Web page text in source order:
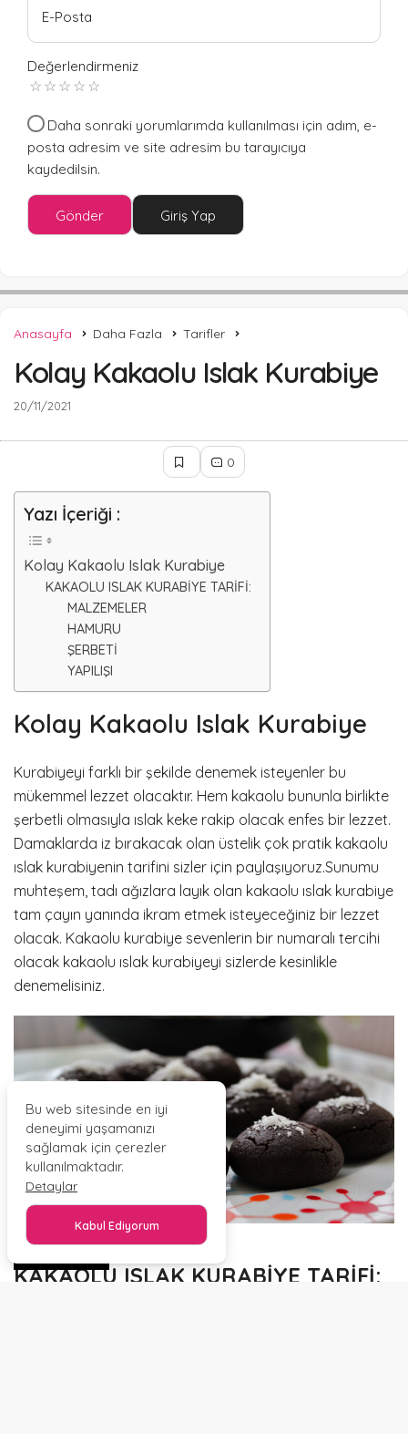
E-Posta
Değerlendirmeniz
Daha sonraki yorumlarımda kullanılması için adım, e-
posta adresim ve site adresim bu tarayıcıya
kaydedilsin.
Gönder Giriş Yap
Anasayfa Daha Fazla Tarifler
Kolay Kakaolu Islak Kurabiye
20/11/2021
0
Yazı İçeriği :
Kolay Kakaolu Islak Kurabiye
KAKAOLU ISLAK KURABİYE TARİFİ:
MALZEMELER
HAMURU
ŞERBETİ
YAPILIŞI
Kolay Kakaolu Islak Kurabiye
Kurabiyeyi farklı bir şekilde denemek isteyenler bu
mükemmel lezzet olacaktır. Hem kakaolu bununla birlikte
şerbetli olmasıyla ıslak keke rakip olacak enfes bir lezzet.
Damaklarda iz bırakacak olan üstelik çok pratik kakaolu
ıslak kurabiyenin tarifini sizler için paylaşıyoruz.Sunumu
muhteşem, tadı ağızlara layık olan kakaolu ıslak kurabiye
tam çayın yanında ikram etmek isteyeceğiniz bir lezzet
olacak. Kakaolu kurabiye sevenlerin bir numaralı tercihi
olacak kakaolu ıslak kurabiyeyi sizlerde kesinlikle
denemelisiniz.
KAKAOLU ISLAK KURABİYE TARİFİ:
Bu web sitesinde en iyi
deneyimi yaşamanızı
sağlamak için çerezler
kullanılmaktadır.
Detaylar
Kabul Ediyorum